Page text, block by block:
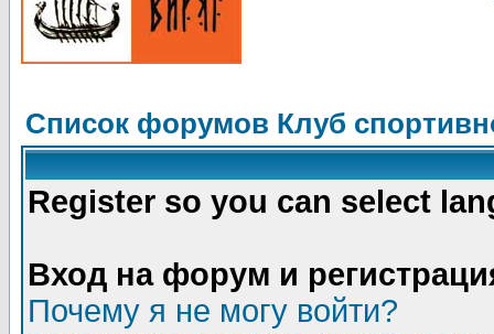
Список форумов Клуб
Register so you can select
Вход на форум и
Почему я не могу войти?